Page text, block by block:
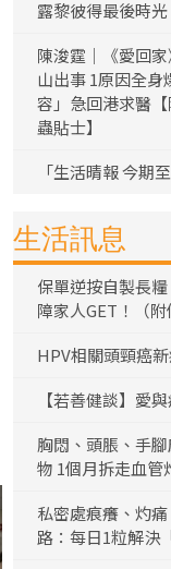
露黎彼得最後時光
陳浚霆｜《愛回
山出事 1原因全身
容」急回港求醫
蟲貼士】
「生活晴報 今期
生活訊息
保單逆按自製長
障家人GET！（附
HPV相關頭頸癌
【若善健談】愛
胸悶、頭脹、手
物 1個月拆走血管
私密處痕癢、灼
路：每日1粒解決